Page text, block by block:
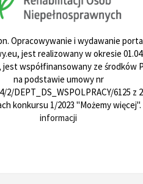
Opracowywanie i wydawanie
jest realizowany w okresie
jest współfinansowany ze środków
na podstawie umowy nr
2/DEPT_DS_WSPOLPRACY/6125 z
konkursu 1/2023 "Możemy więcej".
informacji